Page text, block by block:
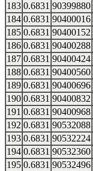
183 0.6831 90399880
184 0.6831 90400016
185 0.6831 90400152
186 0.6831 90400288
187 0.6831 90400424
188 0.6831 90400560
189 0.6831 90400696
190 0.6831 90400832
191 0.6831 90400968
192 0.6831 90532088
193 0.6831 90532224
194 0.6831 90532360
195 0.6831 90532496